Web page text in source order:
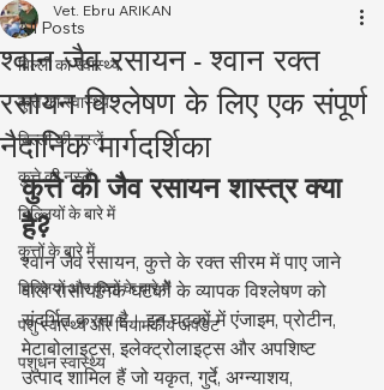
All Posts
बिल्ली का स्वास्थ्य
कुत्ते का स्वास्थ्य
बिल्ली की नस्लें
कुत्ते की नस्लें
बिल्लियों के बारे में
कुत्तों के बारे में
बिल्लियों और कुत्तों के बारे में
पशु स्वास्थ्य और नियामकीय अपडेट
पशुधन स्वास्थ्य
श्वान जैव रसायन - श्वान रक्त
रसायन विश्लेषण के लिए एक संपूर्ण
नैदानिक मार्गदर्शिका
Vet. Ebru ARIKAN
कुत्ते की जैव रसायन शास्त्र क्या
है?
श्वान जैव रसायन, कुत्ते के रक्त सीरम में पाए जाने
वाले रासायनिक घटकों के व्यापक विश्लेषण को
संदर्भित करता है। इन घटकों में एंजाइम, प्रोटीन,
मेटाबोलाइट्स, इलेक्ट्रोलाइट्स और अपशिष्ट
उत्पाद शामिल हैं जो यकृत, गुर्दे, अग्न्याशय,